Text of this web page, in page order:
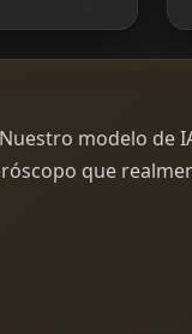
modelo de
que